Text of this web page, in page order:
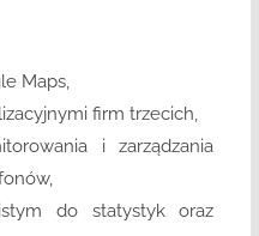
Maps,
firm trzecich,
i zarządzania
do statystyk oraz